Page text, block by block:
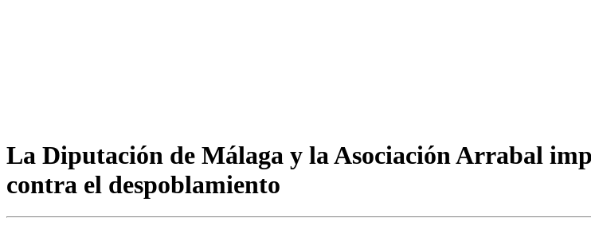
La Diputación de Málaga y la Asociación Arrabal
contra el despoblamiento